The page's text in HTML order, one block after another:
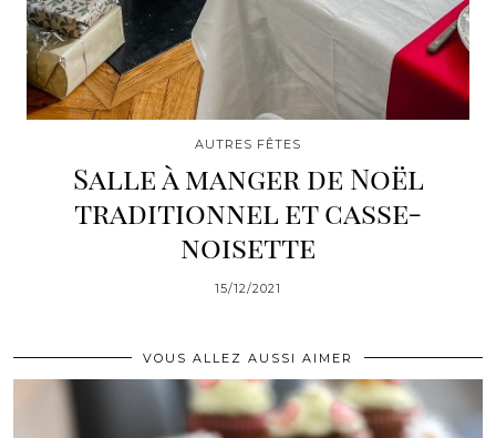
AUTRES FÊTES
Salle à manger de Noël
traditionnel et casse-
noisette
15/12/2021
VOUS ALLEZ AUSSI AIMER